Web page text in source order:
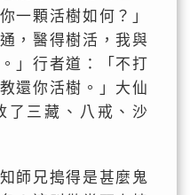
一顆活樹如何？」
，醫得樹活，我與
」行者道：「不打
還你活樹。」大仙
了三藏、八戒、沙
師兄搗得是甚麼鬼